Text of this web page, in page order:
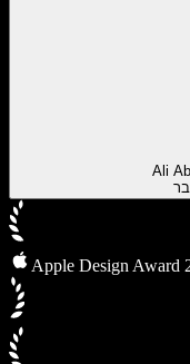
Ali
Apple Design Award